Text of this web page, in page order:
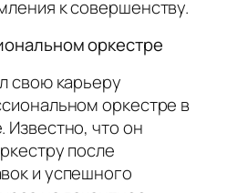
к совершенству.
оркестре
свою карьеру
оркестре в
Известно, что он
после
и успешного